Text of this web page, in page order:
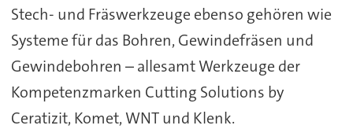
Stech- und Fräswerkzeuge ebenso gehören wie
Systeme für das Bohren, Gewindefräsen und
Gewindebohren – allesamt Werkzeuge der
Kompetenzmarken Cutting Solutions by
Ceratizit, Komet, WNT und Klenk.